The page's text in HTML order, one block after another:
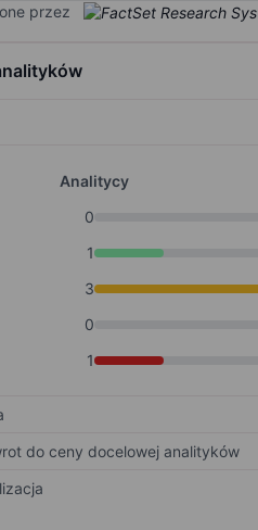
przez
Analitycy
0
1
3
0
1
do ceny docelowej analityków